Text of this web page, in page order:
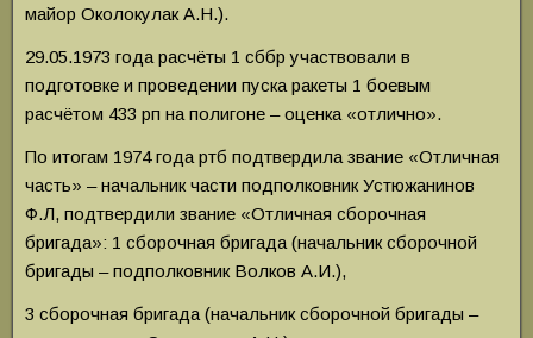
майор Околокулак А.Н.).
29.05.1973 года расчёты 1 сббр участвовали в
подготовке и проведении пуска ракеты 1 боевым
расчётом 433 рп на полигоне – оценка «отлично».
По итогам 1974 года ртб подтвердила звание «Отличная
часть» – начальник части подполковник Устюжанинов
Ф.Л, подтвердили звание «Отличная сборочная
бригада»: 1 сборочная бригада (начальник сборочной
бригады – подполковник Волков А.И.),
3 сборочная бригада (начальник сборочной бригады –